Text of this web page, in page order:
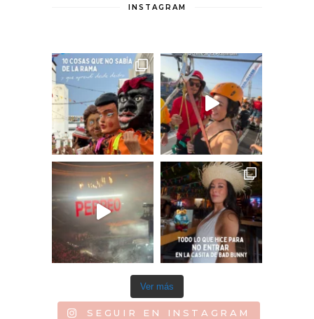
INSTAGRAM
Ver más
SEGUIR EN INSTAGRAM